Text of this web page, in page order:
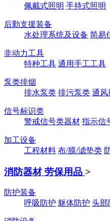
佩戴式照明 手持式照明
后勤支援装备
水处理系统及设备 简易
非动力工具
特种工具 通用手工工具
泵类排烟
排水泵类 排污泵类 通风
信号标识类
警戒信号类器材 指示信
加工设备
工程材料 布/膜/滤垫类
消防器材 劳保用品 >
防护装备
呼吸防护 躯体防护 头部